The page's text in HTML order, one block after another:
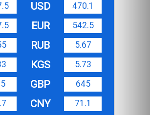
USD
470.1
EUR
542.5
RUB
5.67
KGS
5.73
GBP
645
CNY
71.1